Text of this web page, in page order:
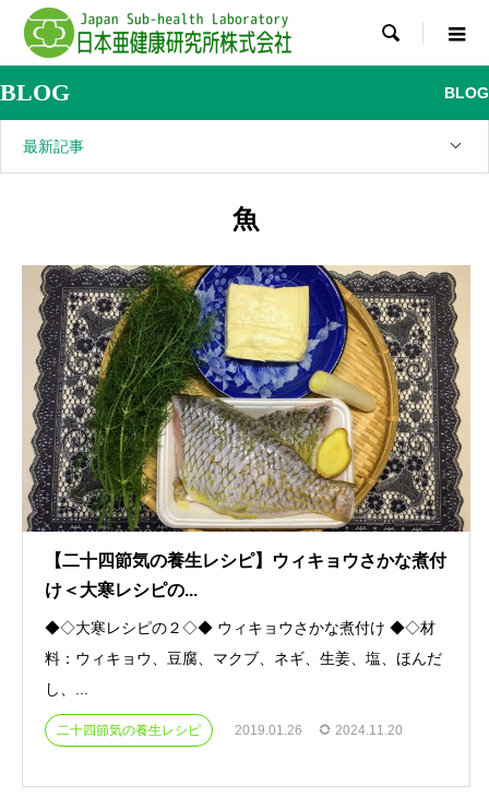

BLOG BLOG
最新記事
魚
【二十四節気の養生レシピ】ウィキョウさかな煮付
け＜大寒レシピの...
◆◇大寒レシピの２◇◆ ウィキョウさかな煮付け ◆◇材
料：ウィキョウ、豆腐、マクブ、ネギ、生姜、塩、ほんだ
し、...
二十四節気の養生レシピ 2019.01.26 2024.11.20